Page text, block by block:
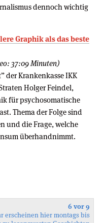
dennoch wichtig
Graphik als das beste
37:09 Minuten)
der Krankenkasse IKK
Holger Feindel,
für psychosomatische
Thema der Folge sind
und die Frage, welche
überhandnimmt.
6 vor 9
erscheinen hier montags bis